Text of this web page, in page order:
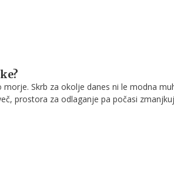
Skrb za okolje danes ni le modna
prostora za odlaganje pa počasi